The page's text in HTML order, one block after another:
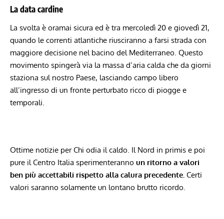
La data cardine
La svolta è oramai sicura ed è tra mercoledì 20 e giovedì 21,
quando le correnti atlantiche riusciranno a farsi strada con
maggiore decisione nel bacino del Mediterraneo. Questo
movimento spingerà via la massa d’aria calda che da giorni
staziona sul nostro Paese, lasciando campo libero
all’ingresso di un fronte perturbato ricco di piogge e
temporali.
Ottime notizie per Chi odia il caldo. Il Nord in primis e poi
pure il Centro Italia sperimenteranno un ritorno a valori
ben più accettabili rispetto alla calura precedente. Certi
valori saranno solamente un lontano brutto ricordo.